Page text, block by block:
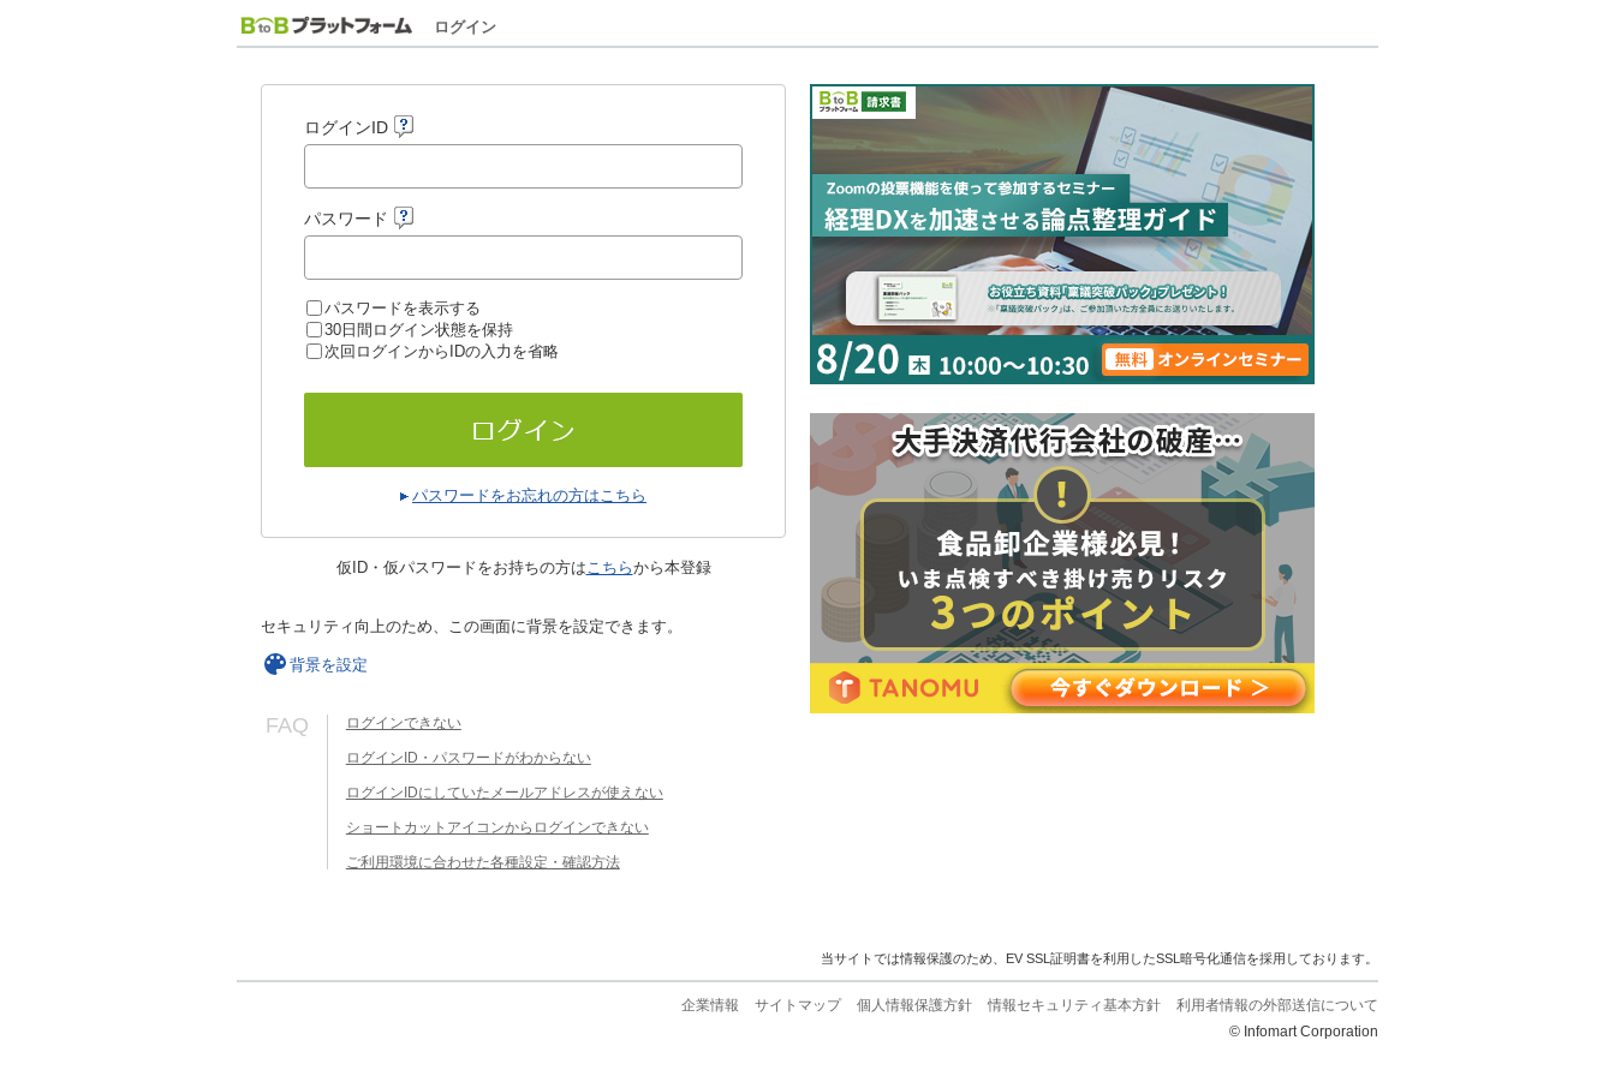
ログイン
ログインID
パスワード
パスワードを表示する
30日間ログイン状態を保持
次回ログインからIDの入力を省略
パスワードをお忘れの方はこちら
仮ID・仮パスワードをお持ちの方はこちらから本登録
セキュリティ向上のため、この画面に背景を設定できます。
背景を設定
FAQ ログインできない
ログインID・パスワードがわからない
ログインIDにしていたメールアドレスが使えない
ショートカットアイコンからログインできない
ご利用環境に合わせた各種設定・確認方法
当サイトでは情報保護のため、EV SSL証明書を利用したSSL暗号化通信を採用しております。
企業情報 サイトマップ 個人情報保護方針 情報セキュリティ基本方針
利用者情報の外部送信について
© Infomart Corporation